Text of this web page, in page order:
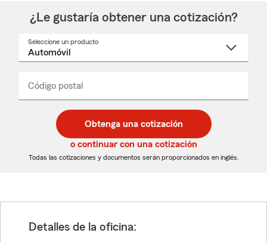
¿Le gustaría obtener una cotización?
Seleccione un producto
desplegable
Código postal
de
5
dígitos
de
5
dígitos
_____
Obtenga una cotización
o continuar con una cotización
Todas las cotizaciones y documentos serán proporcionados en inglés.
Detalles de la oficina: